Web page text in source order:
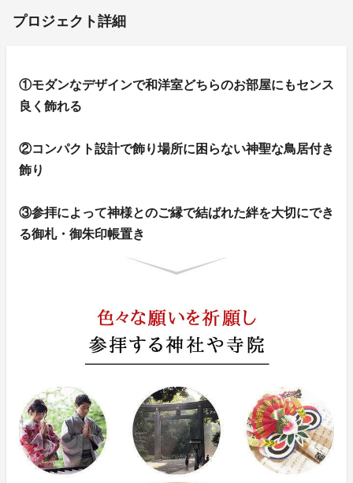
プロジェクト詳細
①モダンなデザインで和洋室どちらのお部屋にもセンス
良く飾れる
②コンパクト設計で飾り場所に困らない神聖な鳥居付き
飾り
③参拝によって神様とのご縁で結ばれた絆を大切にでき
る御札・御朱印帳置き